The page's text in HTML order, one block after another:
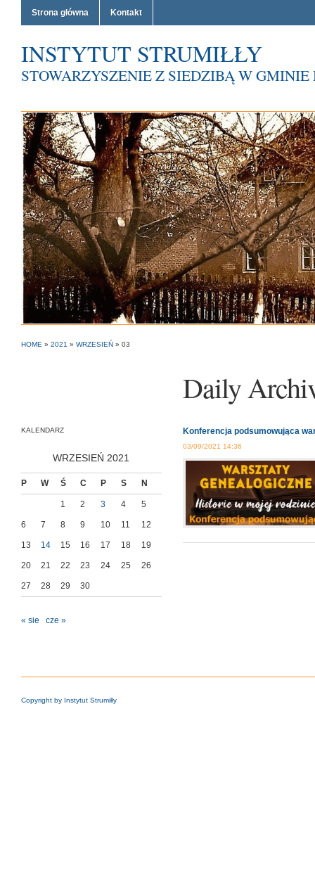
Strona główna Kontakt
INSTYTUT STRUMIŁŁY
STOWARZYSZENIE Z SIEDZIBĄ W
HOME » 2021 » WRZESIEŃ » 03
Daily
KALENDARZ
WRZESIEŃ 2021
P W Ś C P S N
1 2 3 4 5
6 7 8 9 10 11 12
13 14 15 16 17 18 19
20 21 22 23 24 25 26
27 28 29 30
« sie cze »
Konferencja podsumowująca
03/09/2021 14:36
Copyright by Instytut Strumiłły